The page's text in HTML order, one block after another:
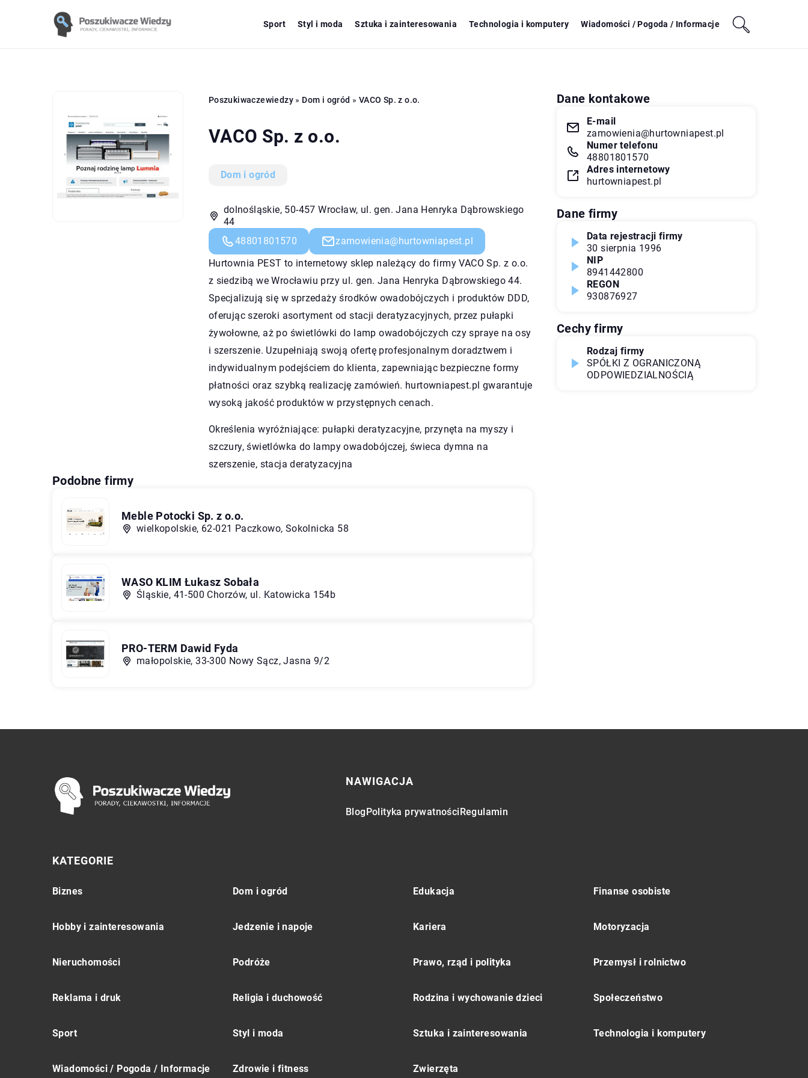
Sport Styl i moda Sztuka i zainteresowania Technologia i komputery Wiadomości / Pogoda / Informacje
Poszukiwaczewiedzy» Dom i ogród » VACO Sp. z o.o.
VACO Sp. z o.o.
Dom i ogród
dolnośląskie, 50-457 Wrocław, ul. gen. Jana Henryka Dąbrowskiego
44
48801801570
zamowienia@hurtowniapest.pl
Hurtownia PEST to internetowy sklep należący do firmy VACO Sp. z o.o.
z siedzibą we Wrocławiu przy ul. gen. Jana Henryka Dąbrowskiego 44.
Specjalizują się w sprzedaży środków owadobójczych i produktów DDD,
oferując szeroki asortyment od stacji deratyzacyjnych, przez pułapki
żywołowne, aż po świetlówki do lamp owadobójczych czy spraye na osy
i szerszenie. Uzupełniają swoją ofertę profesjonalnym doradztwem i
indywidualnym podejściem do klienta, zapewniając bezpieczne formy
płatności oraz szybką realizację zamówień. hurtowniapest.pl gwarantuje
wysoką jakość produktów w przystępnych cenach.
Określenia wyróżniające: pułapki deratyzacyjne, przynęta na myszy i
szczury, świetlówka do lampy owadobójczej, świeca dymna na
szerszenie, stacja deratyzacyjna
Podobne firmy
Meble Potocki Sp. z o.o.
wielkopolskie, 62-021 Paczkowo, Sokolnicka 58
WASO KLIM Łukasz Sobała
Śląskie, 41-500 Chorzów, ul. Katowicka 154b
PRO-TERM Dawid Fyda
małopolskie, 33-300 Nowy Sącz, Jasna 9/2
Dane kontakowe
E-mail
zamowienia@hurtowniapest.pl
Numer telefonu
48801801570
Adres internetowy
hurtowniapest.pl
Dane firmy
Data rejestracji firmy
30 sierpnia 1996
NIP
8941442800
REGON
930876927
Cechy firmy
Rodzaj firmy
SPÓŁKI Z OGRANICZONĄ
ODPOWIEDZIALNOŚCIĄ
NAWIGACJA
BlogPolityka prywatnościRegulamin
KATEGORIE
Biznes Dom i ogród Edukacja Finanse osobiste
Hobby i zainteresowania Jedzenie i napoje Kariera Motoryzacja
Nieruchomości Podróże Prawo, rząd i polityka Przemysł i rolnictwo
Reklama i druk Religia i duchowość Rodzina i wychowanie dzieci Społeczeństwo
Sport Styl i moda Sztuka i zainteresowania Technologia i komputery
Wiadomości / Pogoda / Informacje Zdrowie i fitness Zwierzęta